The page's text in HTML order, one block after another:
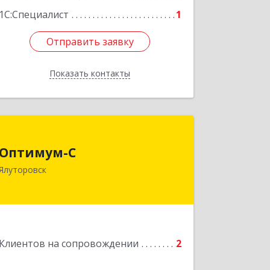
1С:Специалист
1
Отправить заявку
Показать контакты
Отправить заявку
Назад
Оптимум-С
Клиентов на сопровождении 2